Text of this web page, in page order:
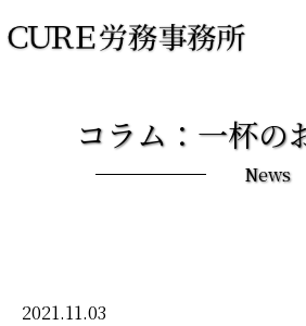
コラム：一杯の
News
2021.11.03